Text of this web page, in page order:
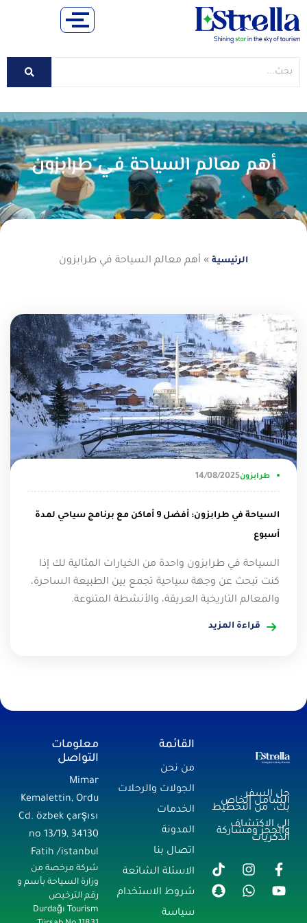
أهم معالم السياحة في طرابزون
الرئيسية » أهم معالم السياحة في طرابزون
طرابزون14/08/2025
السياحة في طرابزون: أفضل 9 أماكن مع برنامج سياحي لمدة
أسبوع
السياحة في طرابزون واحدة من الخيارات المثالية لك إذا
كنت تبحث عن وجهة سياحية تجمع بين الطبيعة الساحرة،
والمعالم التاريخية العريقة، والأنشطة المتنوعة.
قراءة المزيد
حل السفر
الشامل الخاص
بك، من التخطيط
إلى الاكتشاف
والحجز ومشاركة
الذكريات
القائمة
من نحن
الجولات والرحلات
الخدمات
المدونة
اتصال بنا
الاسئلة الشائعة
شروط الاستخدام
سياسة
معلومات
التواصل
Mimar
Kemalettin, Ordu
Cd. özbek çarşısı
no 13/19, 34130
Fatih /istanbul
شركة مرخصة من
وزارة السياحة بأسم و
رقم الترخيص
Durdağı Tourism